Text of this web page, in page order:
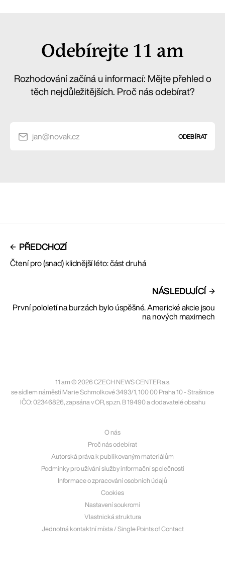
Odebírejte 11 am
Rozhodování začíná u informací: Mějte přehled o
těch nejdůležitějších. Proč nás odebírat?
jan@novak.cz ODEBÍRAT
PŘEDCHOZÍ
Čtení pro (snad) klidnější léto: část druhá
NÁSLEDUJÍCÍ
První pololetí na burzách bylo úspěšné. Americké akcie jsou
na nových maximech
11 am © 2026 CZECH NEWS CENTER a.s.
se sídlem náměstí Marie Schmolkové 3493/1, 100 00 Praha 10 - Strašnice
IČO: 02346826, zapsána v OR, sp.zn. B 19490 a dodavatelé obsahu
O nás
Proč nás odebírat
Autorská práva k publikovaným materiálům
Podmínky pro užívání služby informační společnosti
Informace o zpracování osobních údajů
Cookies
Nastavení soukromí
Vlastnická struktura
Jednotná kontaktní místa / Single Points of Contact